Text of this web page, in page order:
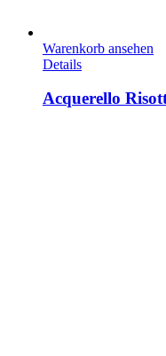
Warenkorb ansehen
Details
Acquerello